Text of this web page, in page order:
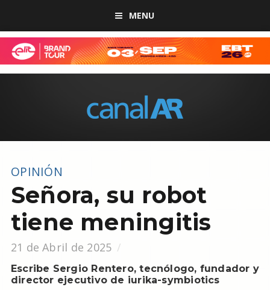
MENU
OPINIÓN
Señora, su robot
tiene meningitis
21 de Abril de 2025
Escribe Sergio Rentero, tecnólogo, fundador y
director ejecutivo de iurika-symbiotics